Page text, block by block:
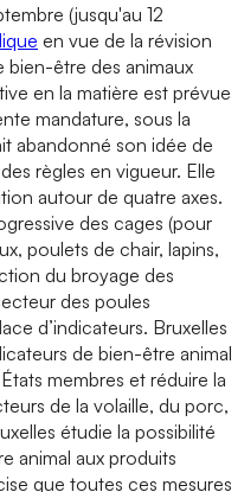
(jusqu'au 12
en vue de la révision
bien-être des animaux
en la matière est prévue
mandature, sous la
abandonné son idée de
règles en vigueur. Elle
autour de quatre axes.
des cages (pour
poulets de chair, lapins,
du broyage des
des poules
d’indicateurs. Bruxelles
de bien-être animal
membres et réduire la
de la volaille, du porc,
étudie la possibilité
animal aux produits
que toutes ces mesures